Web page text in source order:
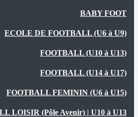
BABY FOOT
ECOLE DE FOOTBALL (U6 à U9)
FOOTBALL (U10 à U13)
FOOTBALL (U14 à U17)
FOOTBALL FEMININ (U6 à U15)
LOISIR (Pôle Avenir) | U10 à U13